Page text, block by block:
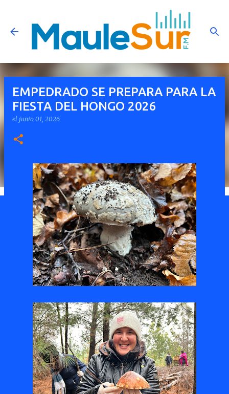
Ir al contenido principal
EMPEDRADO SE PREPARA PARA LA
FIESTA DEL HONGO 2026
el junio 01, 2026